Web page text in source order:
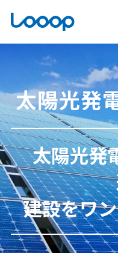
太陽光発
太陽光発
建設をワ